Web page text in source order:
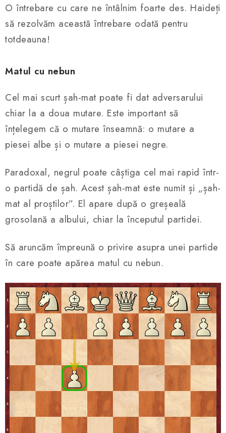
MERCH ȘAH
CADOURI
Blog Contact Despre noi
O întrebare cu care ne întâlnim foarte des. Haideți
să rezolvăm această întrebare odată pentru
totdeauna!
Matul cu nebun
Cel mai scurt șah-mat poate fi dat adversarului
chiar la a doua mutare. Este important să
înțelegem că o mutare înseamnă: o mutare a
piesei albe și o mutare a piesei negre.
Paradoxal, negrul poate câștiga cel mai rapid într-
o partidă de șah. Acest șah-mat este numit și „șah-
mat al proștilor”. El apare după o greșeală
grosolană a albului, chiar la începutul partidei.
Să aruncăm împreună o privire asupra unei partide
în care poate apărea matul cu nebun.